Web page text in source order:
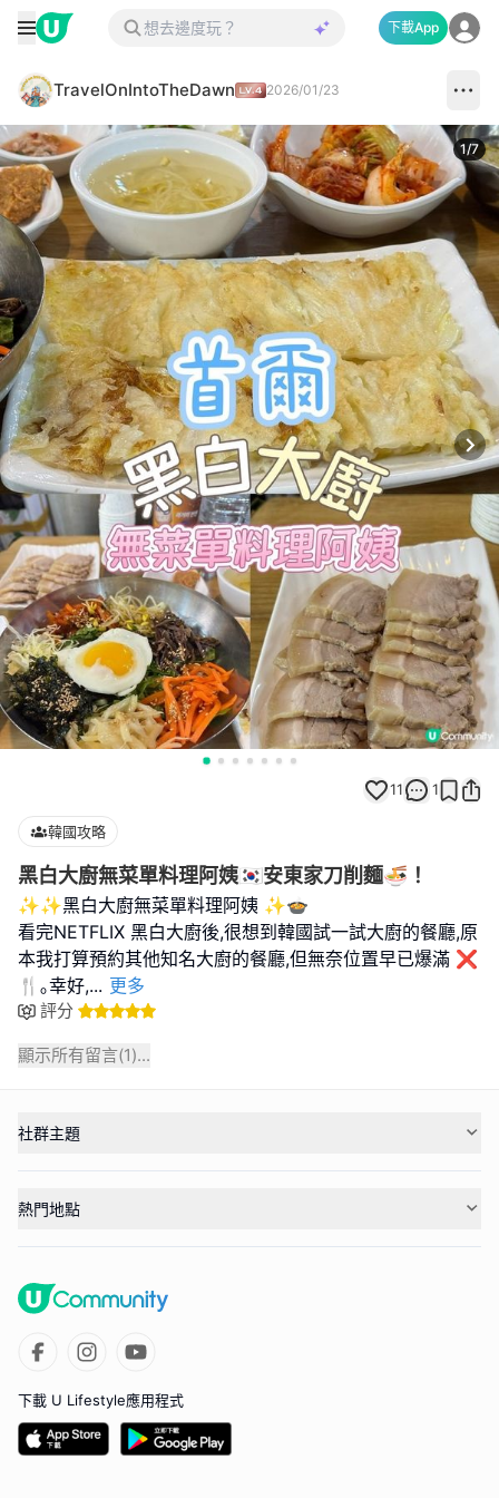
下載App
TravelOnIntoTheDawn 2026/01/23
1/7
11 1
韓國攻略
黑白大廚無菜單料理阿姨🇰🇷安東家刀削麵🍜！
✨✨黑白大廚無菜單料理阿姨 ✨🍲
看完NETFLIX 黑白大廚後,很想到韓國試一試大廚的餐廳,原
本我打算預約其他知名大廚的餐廳,但無奈位置早已爆滿 ❌
🍴｡幸好,... 更多
評分
顯示所有留言(1)...
社群主題
熱門地點
下載 U Lifestyle應用程式